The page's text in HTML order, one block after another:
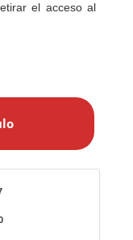
el acceso al